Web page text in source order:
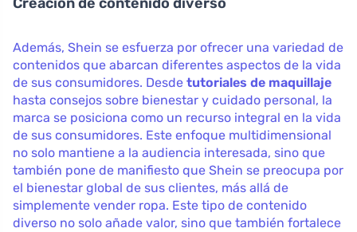
Además, Shein se esfuerza por ofrecer una variedad de
contenidos que abarcan diferentes aspectos de la vida
de sus consumidores. Desde tutoriales de maquillaje
hasta consejos sobre bienestar y cuidado personal, la
marca se posiciona como un recurso integral en la vida
de sus consumidores. Este enfoque multidimensional
no solo mantiene a la audiencia interesada, sino que
también pone de manifiesto que Shein se preocupa por
el bienestar global de sus clientes, más allá de
simplemente vender ropa. Este tipo de contenido
diverso no solo añade valor, sino que también fortalece